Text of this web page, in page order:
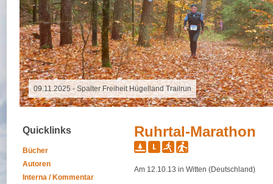
16.10.2025 - Grand Raid Reunion
Quicklinks
Bücher
Autoren
Interna / Kommentar
Ruhrtal-Marathon
Am 12.10.13 in Witten (Deutschland)